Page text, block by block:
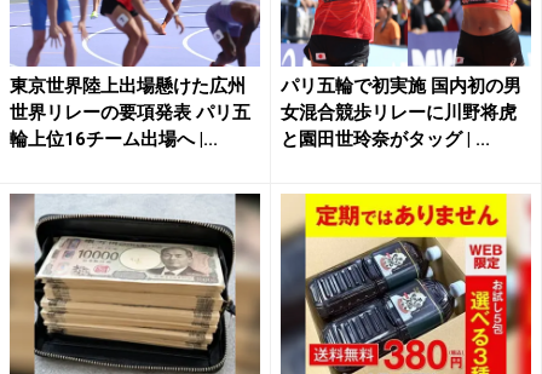
東京世界陸上出場懸けた広州
世界リレーの要項発表 パリ五
輪上位16チーム出場へ |...
パリ五輪で初実施 国内初の男
女混合競歩リレーに川野将虎
と園田世玲奈がタッグ | ...